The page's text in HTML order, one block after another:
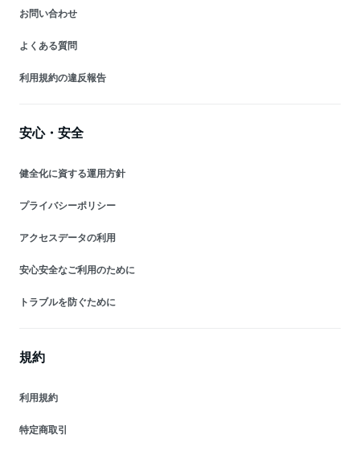
お問い合わせ
よくある質問
利用規約の違反報告
安心・安全
健全化に資する運用方針
プライバシーポリシー
アクセスデータの利用
安心安全なご利用のために
トラブルを防ぐために
規約
利用規約
特定商取引